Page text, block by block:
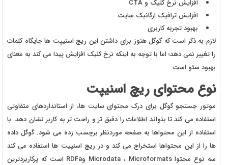
افزایش نرخ کلیک و CTA
افزایش ترافیک ارگانیک سایت
بهبود تجربه کاربری
لازم به ذکر است که گوگل هنوز برای داشتن این ریچ اسنیپت ها جایگاه کلمات
را تغییر نمی دهد؛ اما با توجه به اینکه نرخ کلیک افزایش پیدا می کند به معنای
بهبود سئو است.
نوع محتوای ریچ اسنیپت
موتور جستجو گوگل برای درک محتوای سایت ها، از استانداردهای متفاوتی
استفاده می کند تا بتواند اطلاعات را دقیق تر و راحت تر به کاربر نشان دهد. با
استفاده از این محتواها به صفحه موردنظر برچسب زده می شود. گوگل داده
ها را از این محتواها استخراج می کند و در ریچ اسنپیت ها استفاده می کند
سه نوع محتوا Microdata ، Microformats وRDFa است که پرکاربردترین